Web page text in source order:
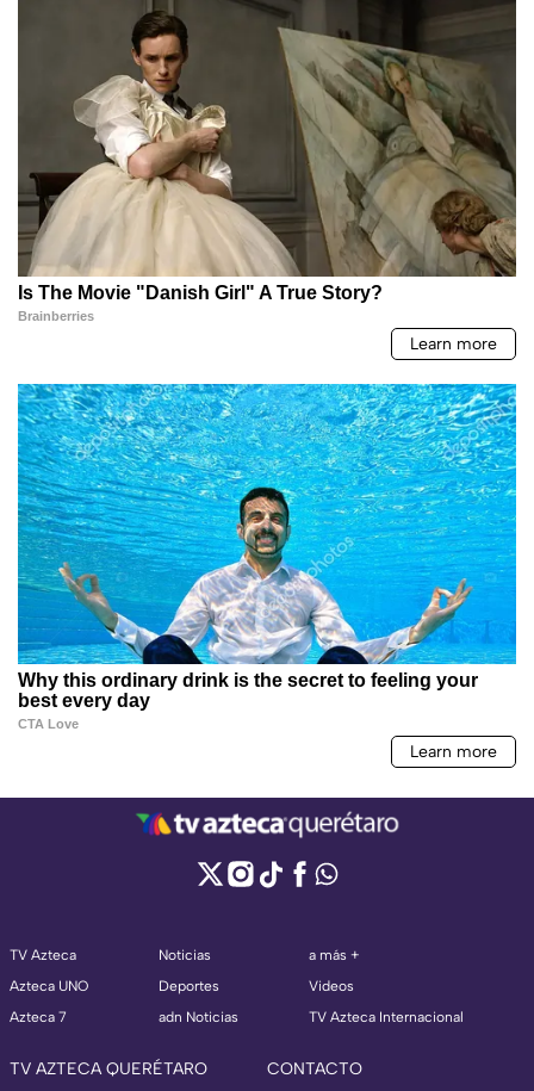
TV Azteca
Azteca UNO
Azteca 7
Noticias
Deportes
adn Noticias
a más +
Videos
TV Azteca Internacional
TV AZTECA QUERÉTARO CONTACTO